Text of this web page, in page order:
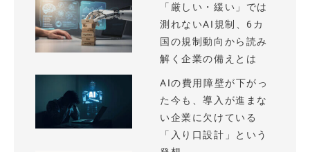
「厳しい・緩い」では
測れないAI規制、6カ
国の規制動向から読み
解く企業の備えとは
AIの費用障壁が下がっ
た今も、導入が進まな
い企業に欠けている
「入り口設計」という